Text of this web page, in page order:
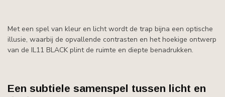
Met een spel van kleur en licht wordt de trap bijna een optische
illusie, waarbij de opvallende contrasten en het hoekige ontwerp
van de IL11 BLACK plint de ruimte en diepte benadrukken.
Een subtiele samenspel tussen licht en